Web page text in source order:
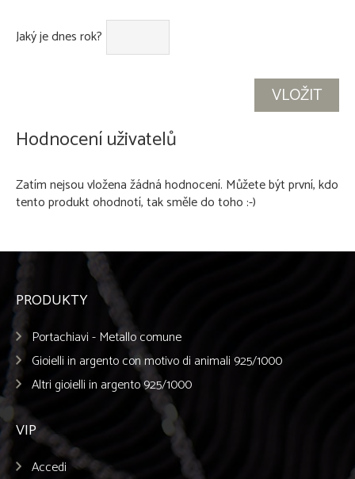
Jaký je dnes rok?
Hodnocení uživatelů
Zatím nejsou vložena žádná hodnocení. Můžete být první, kdo
tento produkt ohodnotí, tak směle do toho :-)
PRODUKTY
Portachiavi - Metallo comune
Gioielli in argento con motivo di animali 925/1000
Altri gioielli in argento 925/1000
VIP
Accedi